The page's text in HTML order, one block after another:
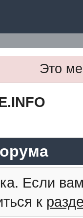
Это
Если
к